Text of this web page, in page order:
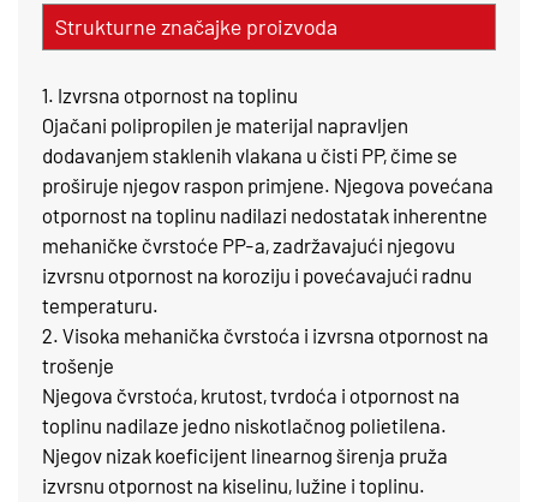
Strukturne značajke proizvoda
1. Izvrsna otpornost na toplinu
Ojačani polipropilen je materijal napravljen
dodavanjem staklenih vlakana u čisti PP, čime se
proširuje njegov raspon primjene. Njegova povećana
otpornost na toplinu nadilazi nedostatak inherentne
mehaničke čvrstoće PP-a, zadržavajući njegovu
izvrsnu otpornost na koroziju i povećavajući radnu
temperaturu.
2. Visoka mehanička čvrstoća i izvrsna otpornost na
trošenje
Njegova čvrstoća, krutost, tvrdoća i otpornost na
toplinu nadilaze jedno niskotlačnog polietilena.
Njegov nizak koeficijent linearnog širenja pruža
izvrsnu otpornost na kiselinu, lužine i toplinu.